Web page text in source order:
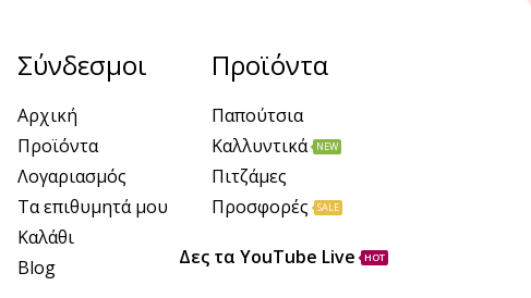
Σύνδεσμοι
Αρχική
Προϊόντα
Λογαριασμός
Τα επιθυμητά μου
Καλάθι
Blog
Προϊόντα
Παπούτσια
Καλλυντικά
NEW
Πιτζάμες
Προσφορές
SALE
Δες τα YouTube Live HOT